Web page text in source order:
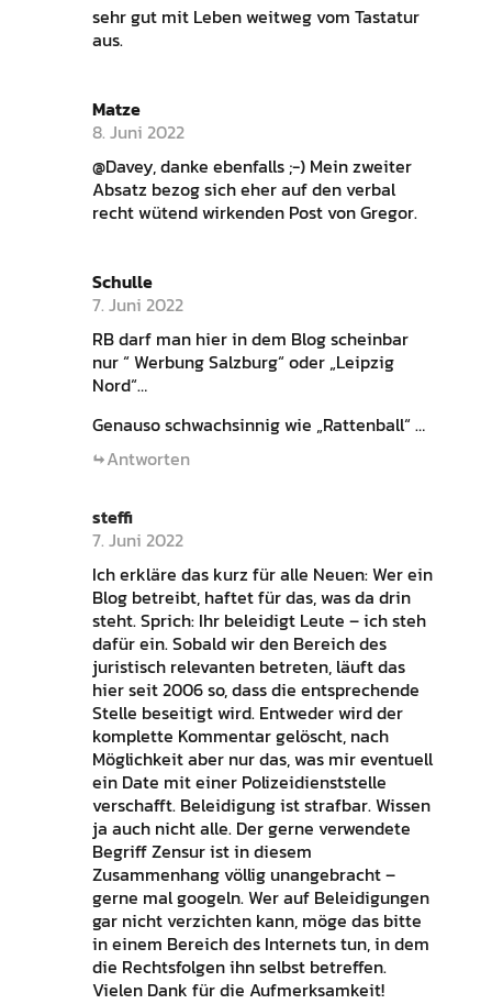
sehr gut mit Leben weitweg vom Tastatur
aus.
Matze
8. Juni 2022
@Davey, danke ebenfalls ;-) Mein zweiter
Absatz bezog sich eher auf den verbal
recht wütend wirkenden Post von Gregor.
Schulle
7. Juni 2022
RB darf man hier in dem Blog scheinbar
nur “ Werbung Salzburg“ oder „Leipzig
Nord“…
Genauso schwachsinnig wie „Rattenball“ …
Antworten
steffi
7. Juni 2022
Ich erkläre das kurz für alle Neuen: Wer ein
Blog betreibt, haftet für das, was da drin
steht. Sprich: Ihr beleidigt Leute – ich steh
dafür ein. Sobald wir den Bereich des
juristisch relevanten betreten, läuft das
hier seit 2006 so, dass die entsprechende
Stelle beseitigt wird. Entweder wird der
komplette Kommentar gelöscht, nach
Möglichkeit aber nur das, was mir eventuell
ein Date mit einer Polizeidienststelle
verschafft. Beleidigung ist strafbar. Wissen
ja auch nicht alle. Der gerne verwendete
Begriff Zensur ist in diesem
Zusammenhang völlig unangebracht –
gerne mal googeln. Wer auf Beleidigungen
gar nicht verzichten kann, möge das bitte
in einem Bereich des Internets tun, in dem
die Rechtsfolgen ihn selbst betreffen.
Vielen Dank für die Aufmerksamkeit!